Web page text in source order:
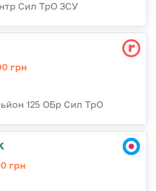
Сил ТрО ЗСУ
грн
125 ОБр Сил ТрО
грн